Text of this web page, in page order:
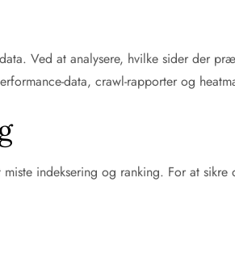
Ved at analysere, hvilke sider der
data, crawl-rapporter og
indeksering og ranking. For at sikre